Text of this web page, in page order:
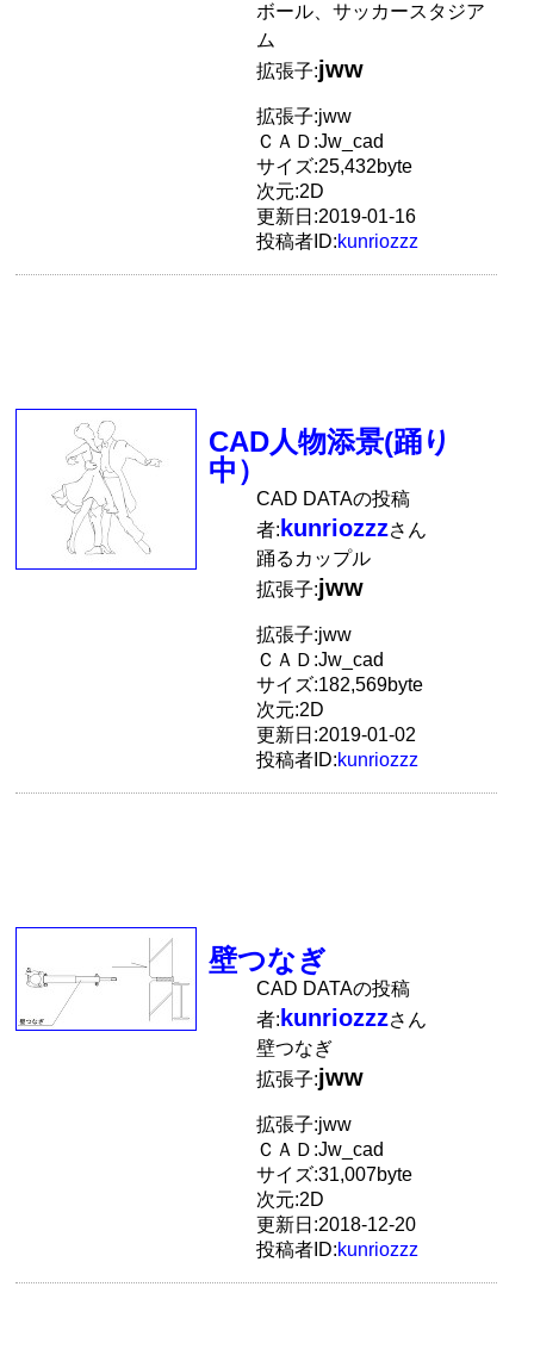
ボール、サッカースタジア
ム
拡張子:jww
拡張子:jww
ＣＡＤ:Jw_cad
サイズ:25,432byte
次元:2D
更新日:2019-01-16
投稿者ID:kunriozzz
CAD人物添景(踊り
中）
CAD DATAの投稿
者: kunriozzzさん
踊るカップル
拡張子:jww
拡張子:jww
ＣＡＤ:Jw_cad
サイズ:182,569byte
次元:2D
更新日:2019-01-02
投稿者ID:kunriozzz
壁つなぎ
CAD DATAの投稿
者: kunriozzzさん
壁つなぎ
拡張子:jww
拡張子:jww
ＣＡＤ:Jw_cad
サイズ:31,007byte
次元:2D
更新日:2018-12-20
投稿者ID:kunriozzz